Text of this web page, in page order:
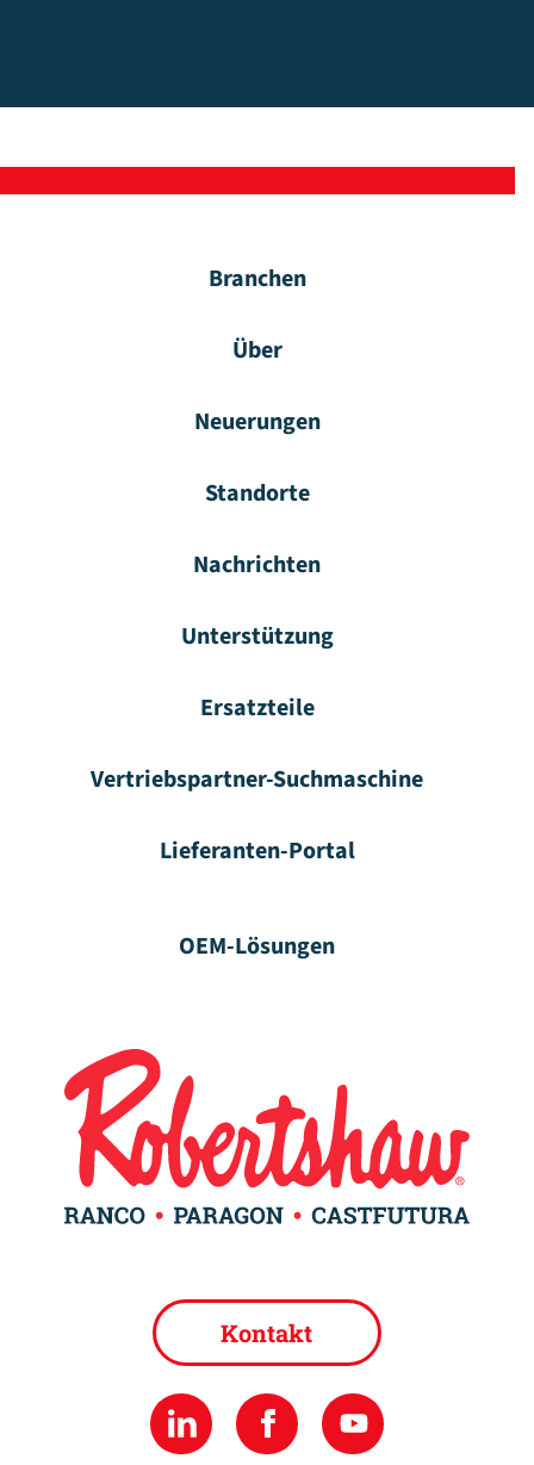
Branchen
Über
Neuerungen
Standorte
Nachrichten
Unterstützung
Ersatzteile
Vertriebspartner-Suchmaschine
Lieferanten-Portal
OEM-Lösungen
Kontakt